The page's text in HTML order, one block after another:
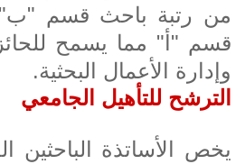
من رتبة باحث قسم "ب"
قسم " " مما يسمح
وإدارة الأعمال البحثية.
الترشح للتأهيل الجامعي
يخص الأساتذة الباحثين